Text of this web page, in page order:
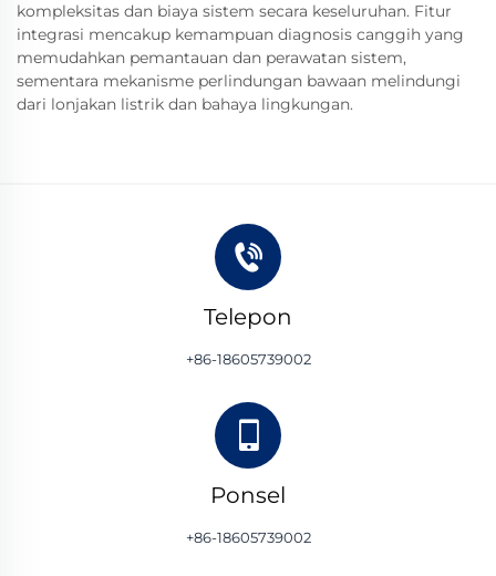
kompleksitas dan biaya sistem secara keseluruhan. Fitur
integrasi mencakup kemampuan diagnosis canggih yang
memudahkan pemantauan dan perawatan sistem,
sementara mekanisme perlindungan bawaan melindungi
dari lonjakan listrik dan bahaya lingkungan.
Telepon
+86-18605739002
Ponsel
+86-18605739002